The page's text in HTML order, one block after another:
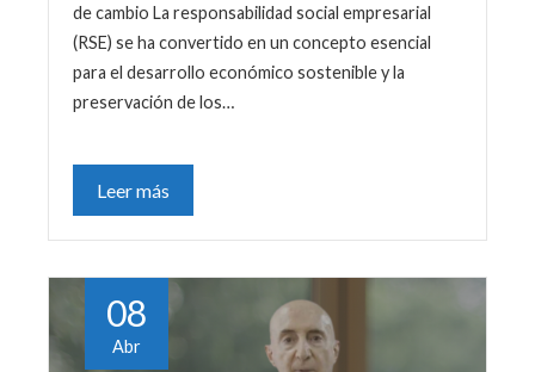
de cambio La responsabilidad social empresarial
(RSE) se ha convertido en un concepto esencial
para el desarrollo económico sostenible y la
preservación de los…
Leer más
08
Abr